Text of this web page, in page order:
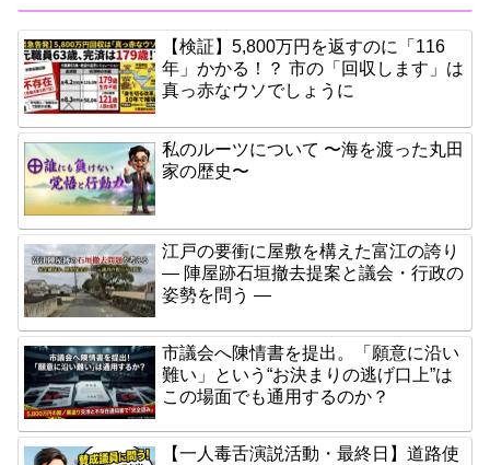
【検証】5,800万円を返すのに「116
年」かかる！？ 市の「回収します」は
真っ赤なウソでしょうに
私のルーツについて 〜海を渡った丸田
家の歴史〜
江戸の要衝に屋敷を構えた富江の誇り
― 陣屋跡石垣撤去提案と議会・行政の
姿勢を問う ―
市議会へ陳情書を提出。「願意に沿い
難い」という“お決まりの逃げ口上”は
この場面でも通用するのか？
【一人毒舌演説活動・最終日】道路使